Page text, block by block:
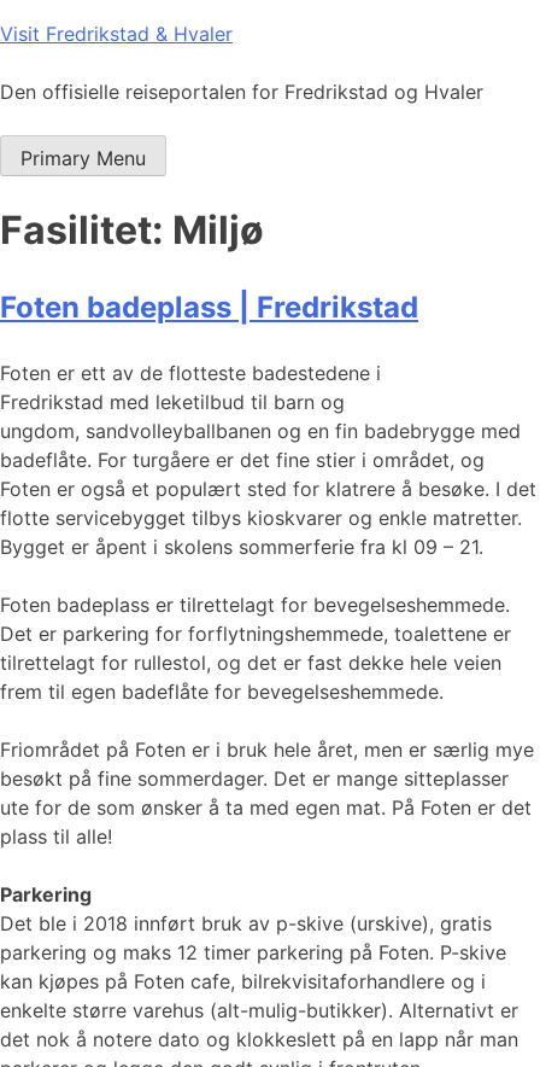
Skip
content
Visit Fredrikstad & Hvaler
Den offisielle reiseportalen for Fredrikstad og Hvaler
Primary Menu
Fasilitet: Miljø
Foten badeplass | Fredrikstad
Foten er ett av de flotteste badestedene i
Fredrikstad med leketilbud til barn og
ungdom, sandvolleyballbanen og en fin badebrygge med
badeflåte. For turgåere er det fine stier i området, og
Foten er også et populært sted for klatrere å besøke. I det
flotte servicebygget tilbys kioskvarer og enkle matretter.
Bygget er åpent i skolens sommerferie fra kl 09 – 21.
Foten badeplass er tilrettelagt for bevegelseshemmede.
Det er parkering for forflytningshemmede, toalettene er
tilrettelagt for rullestol, og det er fast dekke hele veien
frem til egen badeflåte for bevegelseshemmede.
Friområdet på Foten er i bruk hele året, men er særlig mye
besøkt på fine sommerdager. Det er mange sitteplasser
ute for de som ønsker å ta med egen mat. På Foten er det
plass til alle!
Parkering
Det ble i 2018 innført bruk av p-skive (urskive), gratis
parkering og maks 12 timer parkering på Foten. P-skive
kan kjøpes på Foten cafe, bilrekvisitaforhandlere og i
enkelte større varehus (alt-mulig-butikker). Alternativt er
det nok å notere dato og klokkeslett på en lapp når man